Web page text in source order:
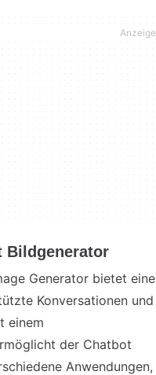
Bildgenerator
Generator bietet eine
Konversationen und
einem
der Chatbot
Anwendungen,